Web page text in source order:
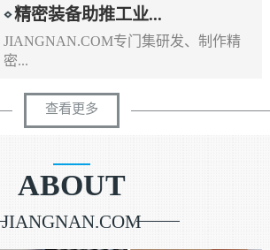
精密装备助推工业...
JIANGNAN.COM专门集研发、制作精
密...
查看更多
ABOUT
JIANGNAN.COM